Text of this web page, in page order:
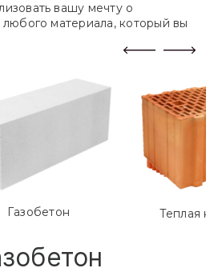
вашу мечту о
материала, который вы
Газобетон Теплая